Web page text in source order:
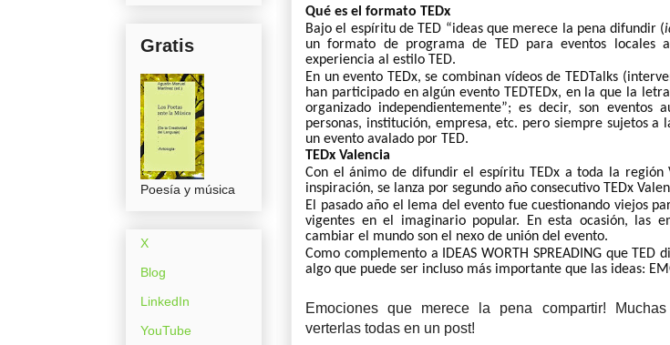
Qué es el formato TEDx
Bajo el espíritu de TED “ideas que merece la pena difundir (
un formato de programa de TED para eventos locales
experiencia al estilo TED.
En un evento TEDx, se combinan vídeos de TEDTalks
han participado en algún evento TEDTEDx, en la que la
organizado independientemente”; es decir, son eventos
personas, institución, empresa, etc. pero siempre sujetos a
un evento avalado por TED.
TEDx Valencia
Con el ánimo de difundir el espíritu TEDx a toda la región
inspiración, se lanza por segundo año consecutivo TEDx
El pasado año el lema del evento fue cuestionando viejos
vigentes en el imaginario popular. En esta ocasión, las
cambiar el mundo son el nexo de unión del evento.
Como complemento a IDEAS WORTH SPREADING que TED
algo que puede ser incluso más importante que las ideas:
Emociones que merece la pena compartir!
verterlas todas en un post!
Gratis
Poesía y música
X
Blog
LinkedIn
YouTube